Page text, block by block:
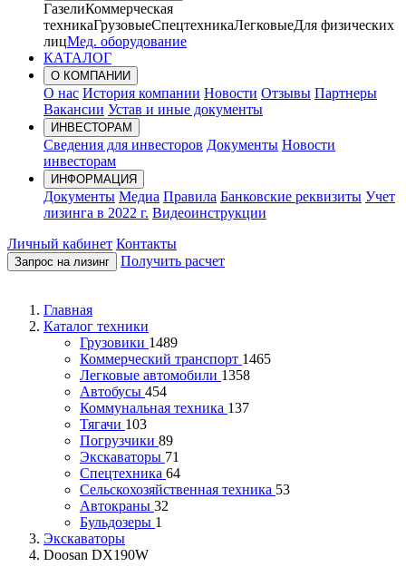
ГазелиКоммерческая
техникаГрузовыеСпецтехникаЛегковыеДля физических
лицМед. оборудование
КАТАЛОГ
О КОМПАНИИ
О нас История компании Новости Отзывы Партнеры
Вакансии Устав и иные документы
ИНВЕСТОРАМ
Сведения для инвесторов Документы Новости
инвесторам
ИНФОРМАЦИЯ
Документы Медиа Правила Банковские реквизиты Учет
лизинга в 2022 г. Видеоинструкции
Личный кабинет Контакты
Запрос на лизинг Получить расчет
Главная
Каталог техники
Грузовики 1489
Коммерческий транспорт 1465
Легковые автомобили 1358
Автобусы 454
Коммунальная техника 137
Тягачи 103
Погрузчики 89
Экскаваторы 71
Спецтехника 64
Сельскохозяйственная техника 53
Автокраны 32
Бульдозеры 1
Экскаваторы
Doosan DX190W